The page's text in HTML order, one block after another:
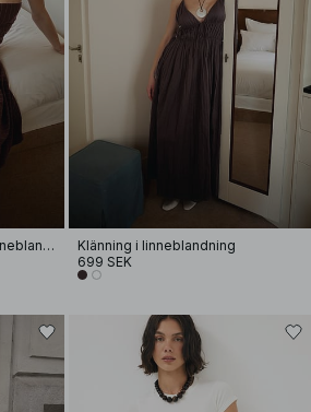
Bandeau-midiklänning i linneblandning
Klänning i linneblandning
699 SEK